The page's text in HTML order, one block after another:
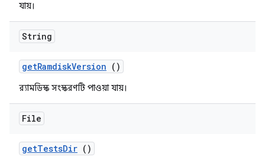
যায়।
String
getRamdiskVersion ()
র‍্যামডিস্ক সংস্করণটি পাওয়া যায়।
File
getTestsDir ()